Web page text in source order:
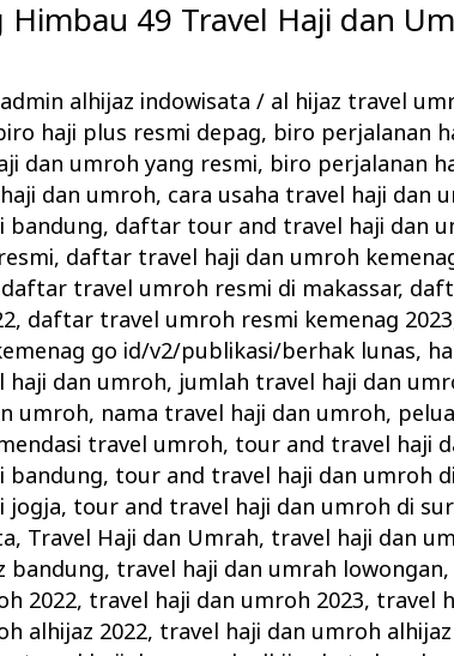
Himbau 49 Travel Haji dan
admin alhijaz indowisata/ al hijaz travel
haji plus resmi depag, biro perjalanan
dan umroh yang resmi, biro perjalanan
dan umroh, cara usaha travel haji dan
bandung, daftar tour and travel haji dan
, daftar travel haji dan umroh
daftar travel umroh resmi di makassar,
, daftar travel umroh resmi kemenag 2023
go id/v2/publikasi/berhak lunas,
haji dan umroh, jumlah travel haji dan
umroh, nama travel haji dan umroh,
travel umroh, tour and travel haji
bandung, tour and travel haji dan umroh
jogja, tour and travel haji dan umroh di
, Travel Haji dan Umrah, travel haji dan
bandung, travel haji dan umrah lowongan,
2022, travel haji dan umroh 2023, travel
alhijaz 2022, travel haji dan umroh alhijaz